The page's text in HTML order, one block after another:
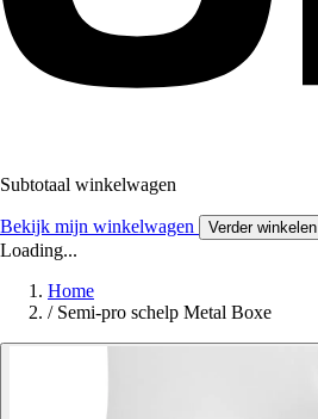
Subtotaal winkelwagen
Bekijk mijn winkelwagen Verder winkelen
Loading...
Home
/ Semi-pro schelp Metal Boxe